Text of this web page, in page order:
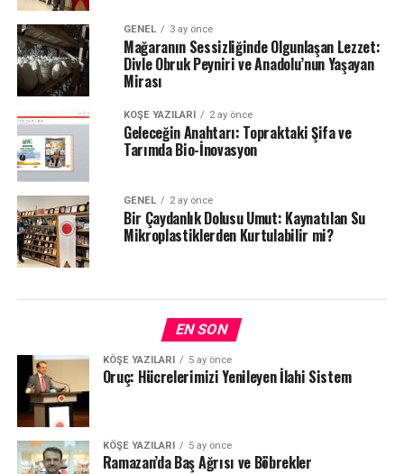
GENEL 3 ay önce
Mağaranın Sessizliğinde Olgunlaşan Lezzet:
Divle Obruk Peyniri ve Anadolu’nun Yaşayan
Mirası
KÖŞE YAZILARI 2 ay önce
Geleceğin Anahtarı: Topraktaki Şifa ve
Tarımda Bio-İnovasyon
GENEL 2 ay önce
Bir Çaydanlık Dolusu Umut: Kaynatılan Su
Mikroplastiklerden Kurtulabilir mi?
EN SON
KÖŞE YAZILARI 5 ay önce
Oruç: Hücrelerimizi Yenileyen İlahi Sistem
KÖŞE YAZILARI 5 ay önce
Ramazan’da Baş Ağrısı ve Böbrekler